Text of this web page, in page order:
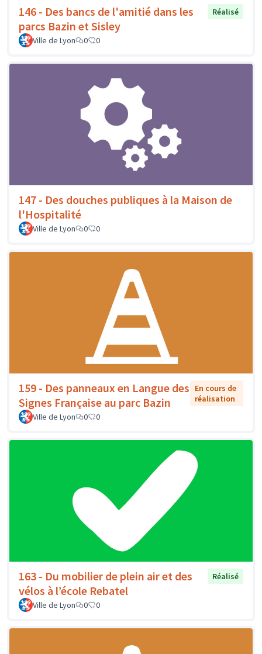
146 - Des bancs de l'amitié dans les
parcs Bazin et Sisley
Réalisé
Ville de Lyon 0 0
147 - Des douches publiques à la Maison de
l'Hospitalité
Ville de Lyon 0 0
159 - Des panneaux en Langue des
Signes Française au parc Bazin
En cours de
réalisation
Ville de Lyon
0 0
163 - Du mobilier de plein air et des
vélos à l’école Rebatel
Réalisé
Ville de Lyon 0 0